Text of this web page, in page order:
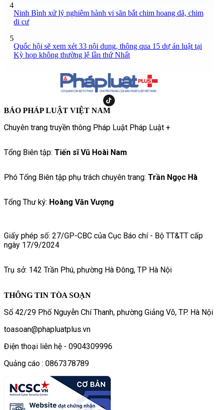
4
Ninh Bình xử lý nghiêm hành vi săn bắt chim hoang dã, chim
di cư
5
Quốc hội sẽ xem xét 33 nội dung, thông qua 15 dự án luật tại
Kỳ họp không thường lệ lần thứ Nhất
BÁO PHÁP LUẬT VIỆT NAM
Chuyên trang truyền thông Pháp Luật Pháp Luật +
Tổng Biên tập: Tiến sĩ Vũ Hoài Nam
Phó Tổng Biên tập phụ trách chuyên trang: Trần Ngọc Hà
Tổng Thư ký: Hoàng Văn Vượng
Giấy phép số: 27/GP-CBC của Cục Báo chí - Bộ TT&TT cấp
ngày 17/9/2024
Trụ sở: 142 Trần Phú, phường Hà Đông, TP Hà Nội
THÔNG TIN TÒA SOẠN
Số 42/29 Phố Nguyễn Chí Thanh, phường Giảng Võ, TP. Hà Nội
toasoan@phapluatplus.vn
Điện thoại liên hệ - 0904309996
Quảng cáo : 0867378789